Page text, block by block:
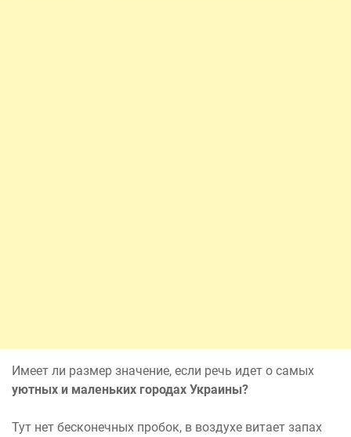
Имеет ли размер значение, если речь идет о самых
уютных и маленьких городах Украины?
Тут нет бесконечных пробок, в воздухе витает запах